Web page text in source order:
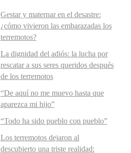
Gestar y maternar en el desastre:
¿cómo vivieron las embarazadas los
terremotos?
La dignidad del adiós: la lucha por
rescatar a sus seres queridos después
de los terremotos
“De aquí no me muevo hasta que
aparezca mi hijo”
“Todo ha sido pueblo con pueblo”
Los terremotos dejaron al
descubierto una triste realidad: